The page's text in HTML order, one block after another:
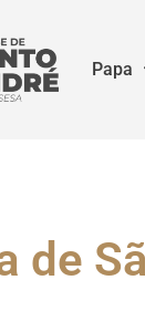
Papa
de